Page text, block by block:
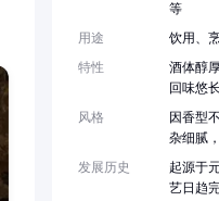
等
用途
饮用、
特性
酒体醇
回味悠长
风格
因香型
杂细腻
发展历史
起源于
艺日趋